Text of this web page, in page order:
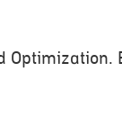
Optimization.